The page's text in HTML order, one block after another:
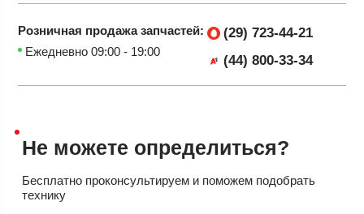
Розничная продажазапчастей:
Ежедневно 09:00 - 19:00
(29) 723-44-21
(44) 800-33-34
Не можете определиться?
Бесплатно проконсультируем и поможем подобрать
технику